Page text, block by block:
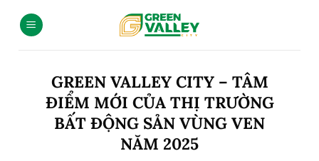
GREEN VALLEY CITY – TÂM
ĐIỂM MỚI CỦA THỊ TRƯỜNG
BẤT ĐỘNG SẢN VÙNG VEN
NĂM 2025